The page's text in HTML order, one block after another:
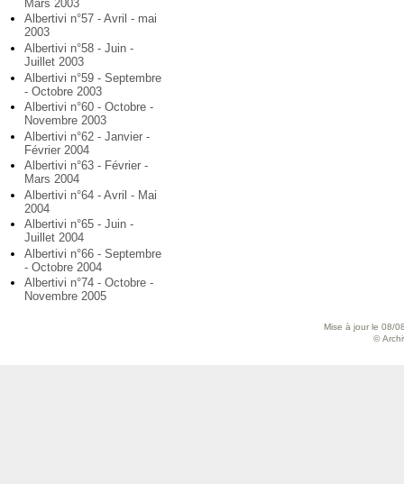
Mars 2003
Albertivi n°57 - Avril - mai
2003
Albertivi n°58 - Juin -
Juillet 2003
Albertivi n°59 - Septembre
- Octobre 2003
Albertivi n°60 - Octobre -
Novembre 2003
Albertivi n°62 - Janvier -
Février 2004
Albertivi n°63 - Février -
Mars 2004
Albertivi n°64 - Avril - Mai
2004
Albertivi n°65 - Juin -
Juillet 2004
Albertivi n°66 - Septembre
- Octobre 2004
Albertivi n°74 - Octobre -
Novembre 2005
Mise à jour le 08/
©